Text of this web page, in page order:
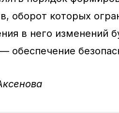
оборот которых
в него изменений
обеспечение